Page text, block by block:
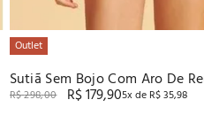
Outlet
Sutiã Sem Bojo Com Aro De
R$298,00 R$179,905x de R$35,98